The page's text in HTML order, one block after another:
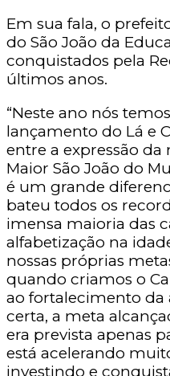
Em sua fala, o
do São João da
conquistados pela
últimos anos.
“Neste ano nós
lançamento do Lá e
entre a expressão da
Maior São João do
é um grande
bateu todos os
imensa maioria das
alfabetização na
nossas próprias
quando criamos o
ao fortalecimento da
certa, a meta
era prevista apenas
está acelerando
investindo e